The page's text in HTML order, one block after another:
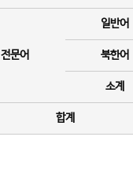
전문어
일반어
북한어
소계
합계